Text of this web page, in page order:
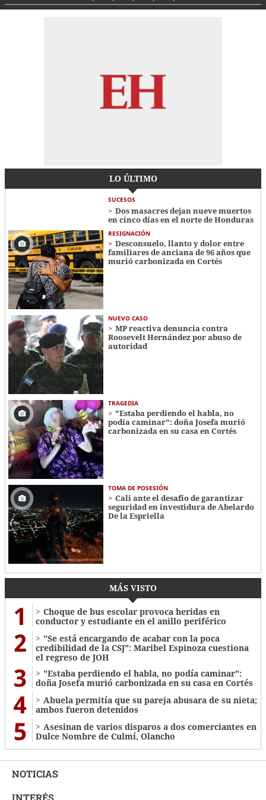
LO ÚLTIMO
SUCESOS
Dos masacres dejan nueve muertos
en cinco días en el norte de Honduras
RESIGNACIÓN
​​​​Desconsuelo, llanto y dolor entre
familiares de anciana de 96 años que
murió carbonizada en Cortés
NUEVO CASO
MP reactiva denuncia contra
Roosevelt Hernández por abuso de
autoridad
TRAGEDIA
"Estaba perdiendo el habla, no
podía caminar": doña Josefa murió
carbonizada en su casa en Cortés
TOMA DE POSESIÓN
Cali ante el desafío de garantizar
seguridad en investidura de Abelardo
De la Espriella
MÁS VISTO
1
Choque de bus escolar provoca heridas en
conductor y estudiante en el anillo periférico
2
"Se está encargando de acabar con la poca
credibilidad de la CSJ": Maribel Espinoza cuestiona
el regreso de JOH
3
"Estaba perdiendo el habla, no podía caminar":
doña Josefa murió carbonizada en su casa en Cortés
4
Abuela permitía que su pareja abusara de su nieta;
ambos fueron detenidos
5
Asesinan de varios disparos a dos comerciantes en
Dulce Nombre de Culmí, Olancho
NOTICIAS
INTERÉS